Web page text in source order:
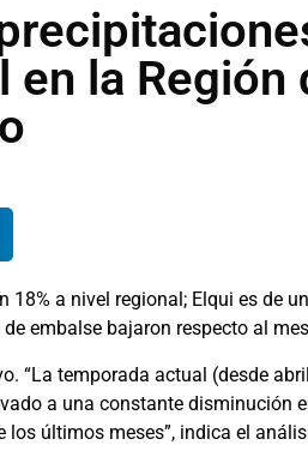
en la Región
a nivel regional; Elqui es de
embalse bajaron respecto al
“La temporada actual (desde
a una constante disminución
últimos meses”, indica el